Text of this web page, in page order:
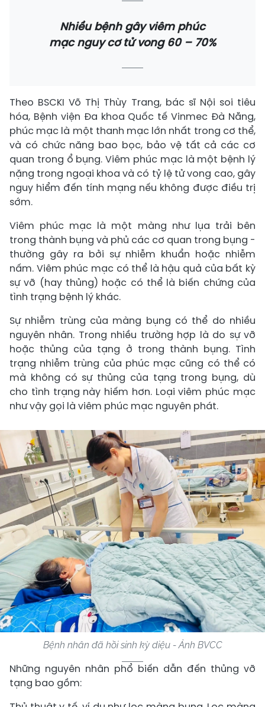
Nhiều bệnh gây viêm phúc
mạc nguy cơ tử vong 60 – 70%
Theo BSCKI Võ Thị Thùy Trang, bác sĩ Nội soi tiêu
hóa, Bệnh viện Đa khoa Quốc tế Vinmec Đà Nẵng,
phúc mạc là một thanh mạc lớn nhất trong cơ thể,
và có chức năng bao bọc, bảo vệ tất cả các cơ
quan trong ổ bụng. Viêm phúc mạc là một bệnh lý
nặng trong ngoại khoa và có tỷ lệ tử vong cao, gây
nguy hiểm đến tính mạng nếu không được điều trị
sớm.
Viêm phúc mạc là một màng như lụa trải bên
trong thành bụng và phủ các cơ quan trong bụng -
thường gây ra bởi sự nhiễm khuẩn hoặc nhiễm
nấm. Viêm phúc mạc có thể là hậu quả của bất kỳ
sự vỡ (hay thủng) hoặc có thể là biến chứng của
tình trạng bệnh lý khác.
Sự nhiễm trùng của màng bụng có thể do nhiều
nguyên nhân. Trong nhiều trường hợp là do sự vỡ
hoặc thủng của tạng ở trong thành bụng. Tình
trạng nhiễm trùng của phúc mạc cũng có thể có
mà không có sự thủng của tạng trong bụng, dù
cho tình trạng này hiếm hơn. Loại viêm phúc mạc
như vậy gọi là viêm phúc mạc nguyên phát.
Bệnh nhân đã hồi sinh kỳ diệu - Ảnh BVCC
Những nguyên nhân phổ biến dẫn đến thủng vỡ
tạng bao gồm: